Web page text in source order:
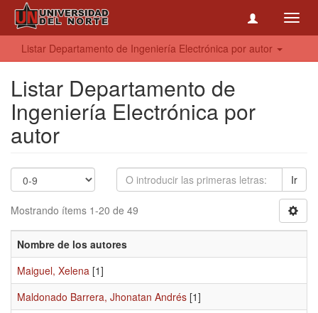
Listar Departamento de Ingeniería Electrónica por autor
Listar Departamento de
Ingeniería Electrónica por
autor
Ir
Mostrando ítems 1-20 de 49
Nombre de los autores
Maiguel, Xelena [1]
Maldonado Barrera, Jhonatan Andrés [1]